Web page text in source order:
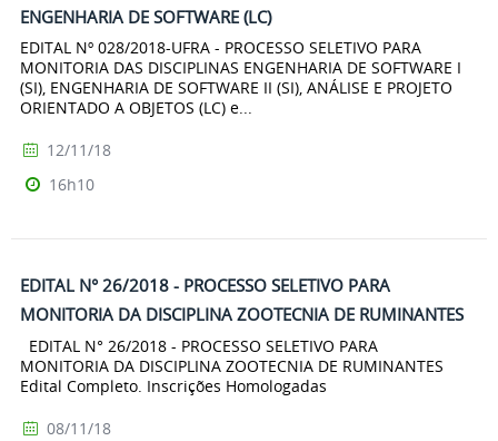
ENGENHARIA DE SOFTWARE (LC)
EDITAL Nº 028/2018-UFRA - PROCESSO SELETIVO PARA
MONITORIA DAS DISCIPLINAS ENGENHARIA DE SOFTWARE I
(SI), ENGENHARIA DE SOFTWARE II (SI), ANÁLISE E PROJETO
ORIENTADO A OBJETOS (LC) e...
12/11/18
16h10
EDITAL N° 26/2018 - PROCESSO SELETIVO PARA
MONITORIA DA DISCIPLINA ZOOTECNIA DE RUMINANTES
EDITAL N° 26/2018 - PROCESSO SELETIVO PARA
MONITORIA DA DISCIPLINA ZOOTECNIA DE RUMINANTES
Edital Completo. Inscrições Homologadas
08/11/18